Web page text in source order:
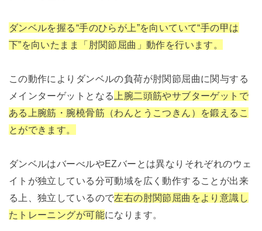
ダンベルを握る“手のひらが上”を向いていて“手の甲は
下”を向いたまま「肘関節屈曲」動作を行います。
この動作によりダンベルの負荷が肘関節屈曲に関与する
メインターゲットとなる 上腕二頭筋やサブターゲットで
ある上腕筋・腕橈骨筋（わんとうこつきん）を鍛えるこ
とができます。
ダンベルはバーべルやEZバーとは異なりそれぞれのウェ
イトが独立している分可動域を広く動作することが出来
る上、独立しているので左右の肘関節屈曲をより意識し
たトレーニングが可能になります。